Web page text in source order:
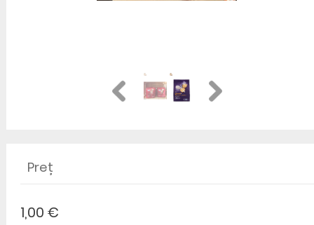
Preț
1,00 €